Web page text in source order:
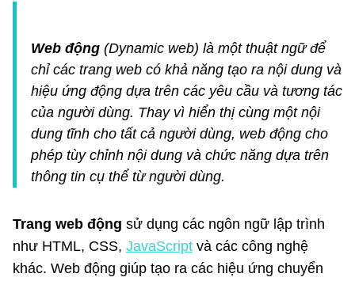
Web động(Dynamic web) là một thuật ngữ để
chỉ các trang web có khả năng tạo ra nội dung và
hiệu ứng động dựa trên các yêu cầu và tương tác
của người dùng. Thay vì hiển thị cùng một nội
dung tĩnh cho tất cả người dùng, web động cho
phép tùy chỉnh nội dung và chức năng dựa trên
thông tin cụ thể từ người dùng.
Trang web động sử dụng các ngôn ngữ lập trình
như HTML, CSS, JavaScript và các công nghệ
khác. Web động giúp tạo ra các hiệu ứng chuyển